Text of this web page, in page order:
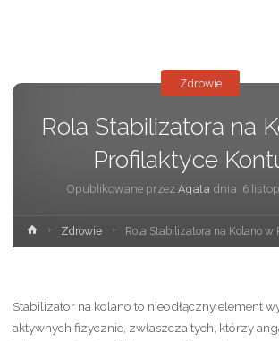
Rola Stabilizatora na
Profilaktyce
Opublikowane przez Agata dnia 6
Zdrowie
Strona
główna
Zdrowie Rola Stabilizatora na Kolano
Stabilizator na kolano to nieodłączny element
aktywnych fizycznie, zwłaszcza tych, którzy